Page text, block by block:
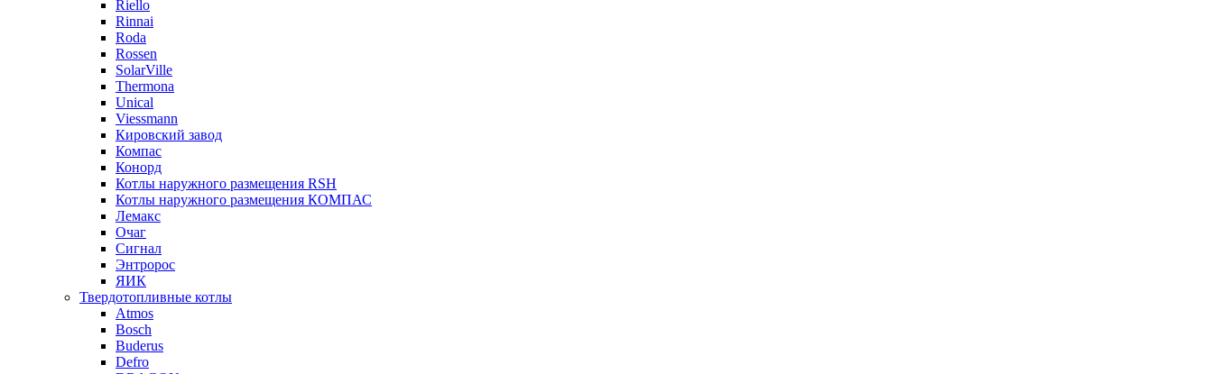
Riello
Rinnai
Roda
Rossen
SolarVille
Thermona
Unical
Viessmann
Кировский завод
Компас
Конорд
Котлы наружного размещения RSH
Котлы наружного размещения КОМПАС
Лемакс
Очаг
Сигнал
Энтророс
ЯИК
Твердотопливные котлы
Atmos
Bosch
Buderus
Defro